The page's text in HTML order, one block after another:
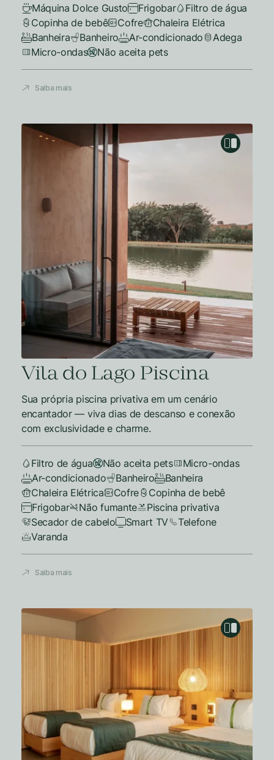
Máquina Dolce Gusto
Frigobar
Filtro de água
Copinha de bebê
Cofre
Chaleira Elétrica
Banheira
Banheiro Ar-condicionado
Adega
Micro-ondas
Não aceita pets
Saiba mais
Vila do Lago Piscina
Sua própria piscina privativa em um cenário
encantador — viva dias de descanso e conexão
com exclusividade e charme.
Filtro de água Não aceita pets
Micro-ondas
Ar-condicionado
Banheiro
Banheira
Chaleira Elétrica
Cofre
Copinha de bebê
Frigobar
Não fumante
Piscina privativa
Secador de cabelo
Smart TV
Telefone
Varanda
Saiba mais